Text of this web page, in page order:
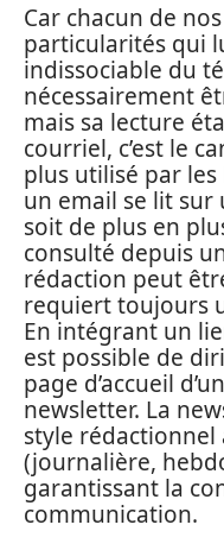
Car chacun de
particularités qui
indissociable du
nécessairement
mais sa lecture
courriel, c’est le
plus utilisé par
un email se lit sur
soit de plus en
consulté depuis
rédaction peut
requiert toujours
En intégrant un
est possible de
page d’accueil
newsletter. La
style
(journalière,
garantissant la
communication.